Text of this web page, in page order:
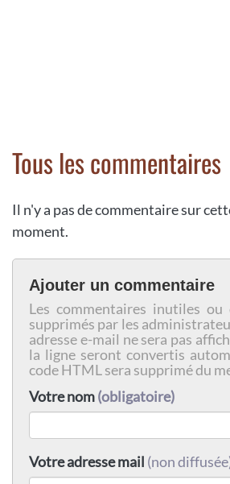
Tous les commentaires
Il n'y a pas de commentaire sur
moment.
Ajouter un commentaire
Les commentaires inutiles ou
supprimés par les
adresse e-mail ne sera pas
la ligne seront convertis
code HTML sera supprimé du
Votre nom(obligatoire)
Votre adresse mail (non